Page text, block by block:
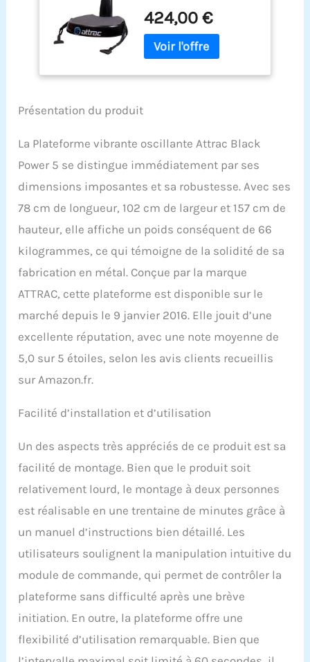
d'entraînement
offert / Functional
Fitness
424,00 €
Présentation du produit
La Plateforme vibrante oscillante Attrac Black
Power 5 se distingue immédiatement par ses
dimensions imposantes et sa robustesse. Avec ses
78 cm de longueur, 102 cm de largeur et 157 cm de
hauteur, elle affiche un poids conséquent de 66
kilogrammes, ce qui témoigne de la solidité de sa
fabrication en métal. Conçue par la marque
ATTRAC, cette plateforme est disponible sur le
marché depuis le 9 janvier 2016. Elle jouit d’une
excellente réputation, avec une note moyenne de
5,0 sur 5 étoiles, selon les avis clients recueillis
sur Amazon.fr.
Facilité d’installation et d’utilisation
Un des aspects très appréciés de ce produit est sa
facilité de montage. Bien que le produit soit
relativement lourd, le montage à deux personnes
est réalisable en une trentaine de minutes grâce à
un manuel d’instructions bien détaillé. Les
utilisateurs soulignent la manipulation intuitive du
module de commande, qui permet de contrôler la
plateforme sans difficulté après une brève
initiation. En outre, la plateforme offre une
flexibilité d’utilisation remarquable. Bien que